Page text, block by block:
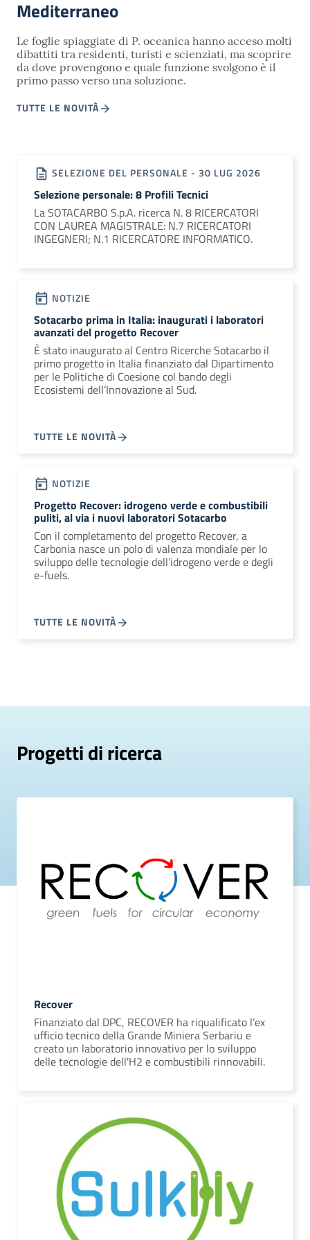
Mediterraneo
Le foglie spiaggiate di P. oceanica hanno acceso molti
dibattiti tra residenti, turisti e scienziati, ma scoprire
da dove provengono e quale funzione svolgono è il
primo passo verso una soluzione.
TUTTE LE NOVITÀ
SELEZIONE DEL PERSONALE - 30 LUG 2026
Selezione personale: 8 Profili Tecnici
La SOTACARBO S.p.A. ricerca N. 8 RICERCATORI
CON LAUREA MAGISTRALE: N.7 RICERCATORI
INGEGNERI; N.1 RICERCATORE INFORMATICO.
NOTIZIE
Sotacarbo prima in Italia: inaugurati i laboratori
avanzati del progetto Recover
È stato inaugurato al Centro Ricerche Sotacarbo il
primo progetto in Italia finanziato dal Dipartimento
per le Politiche di Coesione col bando degli
Ecosistemi dell’Innovazione al Sud.
TUTTE LE NOVITÀ
NOTIZIE
Progetto Recover: idrogeno verde e combustibili
puliti, al via i nuovi laboratori Sotacarbo
Con il completamento del progetto Recover, a
Carbonia nasce un polo di valenza mondiale per lo
sviluppo delle tecnologie dell’idrogeno verde e degli
e-fuels.
TUTTE LE NOVITÀ
Progetti di ricerca
Recover
Finanziato dal DPC, RECOVER ha riqualificato l’ex
ufficio tecnico della Grande Miniera Serbariu e
creato un laboratorio innovativo per lo sviluppo
delle tecnologie dell'H2 e combustibili rinnovabili.